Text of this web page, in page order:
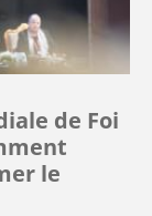
de Foi
le